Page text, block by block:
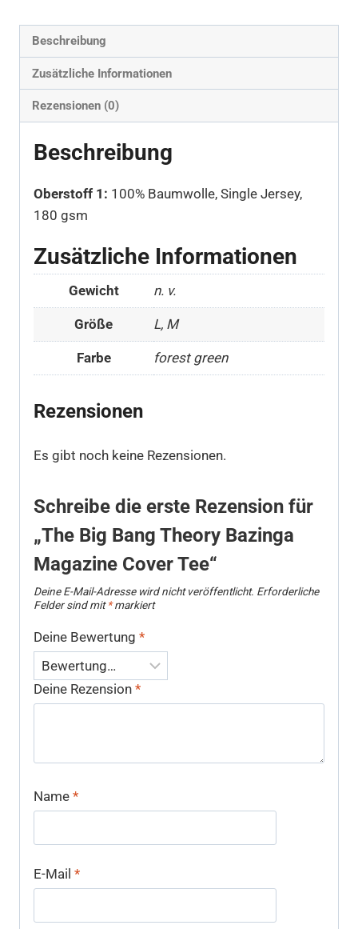
Beschreibung
Zusätzliche Informationen
Rezensionen (0)
Beschreibung
Oberstoff 1: 100% Baumwolle, Single Jersey,
180 gsm
Zusätzliche Informationen
Gewicht n. v.
Größe L, M
Farbe forest green
Rezensionen
Es gibt noch keine Rezensionen.
Schreibe die erste Rezension für
„The Big Bang Theory Bazinga
Magazine Cover Tee“
Deine E-Mail-Adresse wird nicht veröffentlicht. Erforderliche
Felder sind mit*markiert
Deine Bewertung *
Deine Rezension *
Name *
E-Mail *